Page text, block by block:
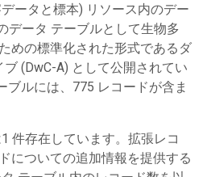
ータと標本) リソース内のデー
データ テーブルとして生物多
めの標準化された形式であるダ
(DwC-A) として公開されてい
ブルには、775 レコードが含ま
件存在しています。拡張レコ
についての追加情報を提供する